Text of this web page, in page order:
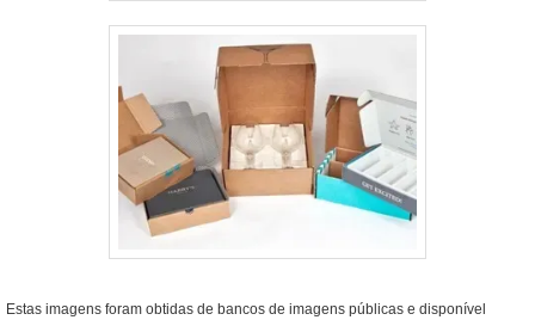
Estas imagens foram obtidas de bancos de imagens públicas e disponível